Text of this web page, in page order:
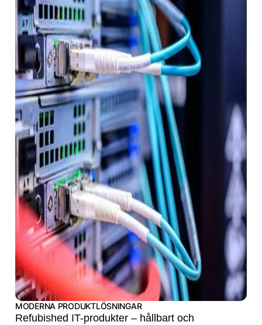
MODERNA PRODUKTLÖSNINGAR
Refubished IT-produkter – hållbart och